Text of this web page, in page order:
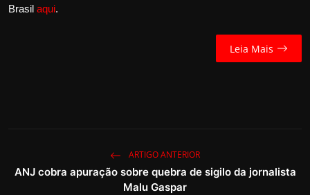
Brasil aqui.
Leia Mais
ARTIGO ANTERIOR
ANJ cobra apuração sobre quebra de sigilo da jornalista
Malu Gaspar